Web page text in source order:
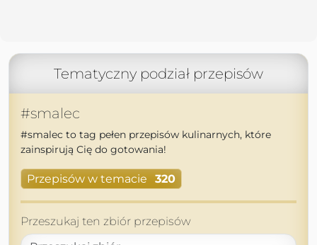
Tematyczny podział przepisów
#smalec
#smalec to tag pełen przepisów kulinarnych, które
zainspirują Cię do gotowania!
Przepisów w temacie 320
Przeszukaj ten zbiór przepisów